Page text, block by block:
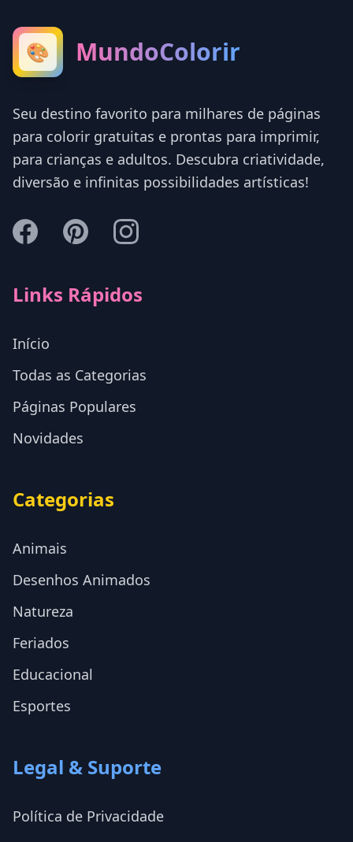
🎨 MundoColorir
Seu destino favorito para milhares de páginas
para colorir gratuitas e prontas para imprimir,
para crianças e adultos. Descubra criatividade,
diversão e infinitas possibilidades artísticas!
Links Rápidos
Início
Todas as Categorias
Páginas Populares
Novidades
Categorias
Animais
Desenhos Animados
Natureza
Feriados
Educacional
Esportes
Legal & Suporte
Política de Privacidade